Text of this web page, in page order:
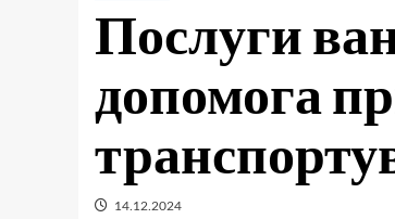
Послуги
допомога
14.12.2024